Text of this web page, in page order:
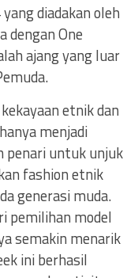
diadakan oleh
dengan One
ajang yang luar
etnik dan
menjadi
penari untuk unjuk
fashion etnik
generasi muda.
pemilihan model
semakin menarik
ini berhasil